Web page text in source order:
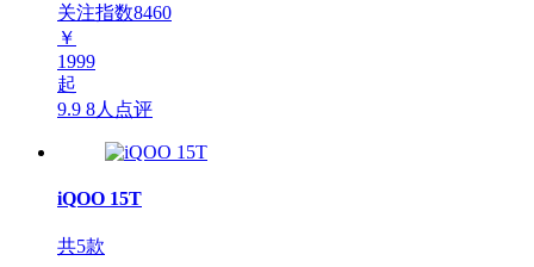
关注指数8460
￥
1999
起
9.9 8人点评
iQOO 15T
共5款